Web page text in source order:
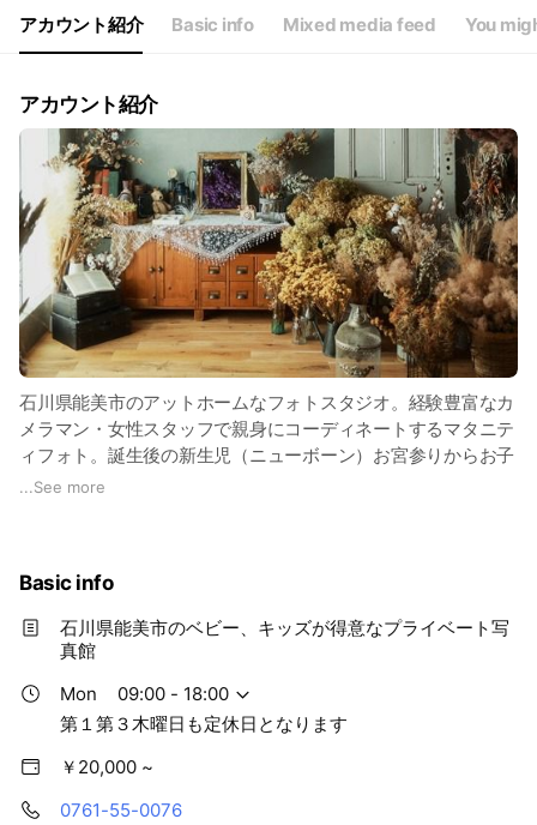
09:00 - 18:00
第１第３木曜日も定休日となります
アカウント紹介 Basic info Mixed media feed You
アカウント紹介
石川県能美市のアットホームなフォトスタジオ。経験豊富なカ
メラマン・女性スタッフで親身にコーディネートするマタニテ
ィフォト。誕生後の新生児（ニューボーン）お宮参りからお子
様の成長、家族の一生に寄り添うかかりつけ写真館です^ ^
...See more
Basic info
石川県能美市のベビー、キッズが得意なプライベート写
真館
Mon
09:00 - 18:00
第１第３木曜日も定休日となります
￥20,000 ~
0761-55-0076